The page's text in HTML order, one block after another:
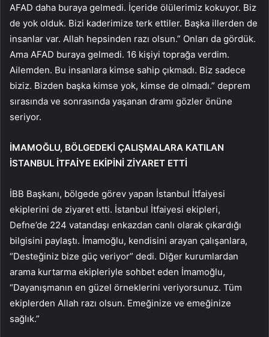
AFAD daha buraya gelmedi. İçeride ölülerimiz kokuyor. Biz
de yok olduk. Bizi kaderimize terk ettiler. Başka illerden de
insanlar var. Allah hepsinden razı olsun.” Onları da gördük.
Ama AFAD buraya gelmedi. 16 kişiyi toprağa verdim.
Ailemden. Bu insanlara kimse sahip çıkmadı. Biz sadece
biziz. Bizden başka kimse yok, kimse de olmadı.” deprem
sırasında ve sonrasında yaşanan dramı gözler önüne
seriyor.
İMAMOĞLU, BÖLGEDEKİ ÇALIŞMALARA KATILAN
İSTANBUL İTFAİYE EKİPİNİ ZİYARET ETTİ
İBB Başkanı, bölgede görev yapan İstanbul İtfaiyesi
ekiplerini de ziyaret etti. İstanbul İtfaiyesi ekipleri,
Defne’de 224 vatandaşı enkazdan canlı olarak çıkardığı
bilgisini paylaştı. İmamoğlu, kendisini arayan çalışanlara,
“Desteğiniz bize güç veriyor” dedi. Diğer kurumlardan
arama kurtarma ekipleriyle sohbet eden İmamoğlu,
“Dayanışmanın en güzel örneklerini veriyorsunuz. Tüm
ekiplerden Allah razı olsun. Emeğinize ve emeğinize
sağlık.”